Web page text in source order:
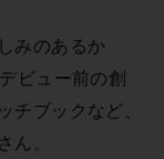
みのあるか
ビュー前の創
チブックなど、
ん。